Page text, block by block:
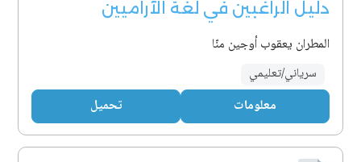
دليل الراغبين في لغة الآراميين
المطران يعقوب أوجين منّا
سرياني/تعليمي
معلومات تحميل